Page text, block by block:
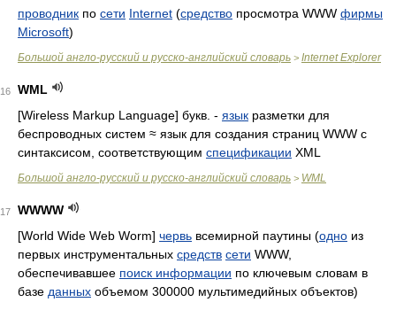
проводник по сети Internet (средство просмотра WWW фирмы
Microsoft)
Большой англо-русский и русско-английский словарь > Internet Explorer
16
WML
[Wireless Markup Language] букв. - язык разметки для
беспроводных систем ≈ язык для создания страниц WWW с
синтаксисом, соответствующим спецификации XML
Большой англо-русский и русско-английский словарь > WML
17
WWWW
[World Wide Web Worm] червь всемирной паутины (одно из
первых инструментальных средств сети WWW,
обеспечивавшее поиск информации по ключевым словам в
базе данных объемом 300000 мультимедийных объектов)